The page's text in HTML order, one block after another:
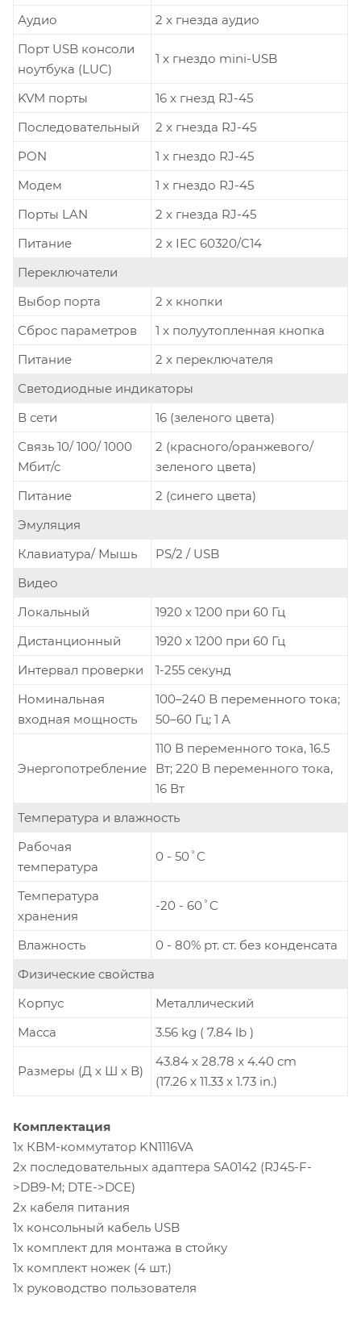
Аудио
2 x гнезда аудио
Порт USB консоли
ноутбука (LUC)
1 x гнездо mini-USB
KVM порты
16 x гнезд RJ-45
Последовательный
2 x гнезда RJ-45
PON
1 x гнездо RJ-45
Модем
1 x гнездо RJ-45
Порты LAN
2 x гнезда RJ-45
Питание
2 x IEC 60320/C14
Переключатели
Выбор порта
2 x кнопки
Сброс параметров
1 x полуутопленная кнопка
Питание
2 x переключателя
Светодиодные индикаторы
В сети
16 (зеленого цвета)
Связь 10/ 100/ 1000
Мбит/с
2 (красного/оранжевого/
зеленого цвета)
Питание
2 (синего цвета)
Эмуляция
Клавиатура/ Мышь
PS/2 / USB
Видео
Локальный
1920 x 1200 при 60 Гц
Дистанционный
1920 x 1200 при 60 Гц
Интервал проверки
1-255 секунд
Номинальная
входная мощность
100–240 В переменного тока;
50–60 Гц; 1 A
Энергопотребление
110 В переменного тока, 16.5
Вт; 220 В переменного тока,
16 Вт
Температура и влажность
Рабочая
температура
0 - 50˚C
Температура
хранения
-20 - 60˚C
Влажность
0 - 80% рт. ст. без конденсата
Физические свойства
Корпус
Металлический
Масса
3.56 kg ( 7.84 lb )
Размеры (Д х Ш х В)
43.84 x 28.78 x 4.40 cm
(17.26 x 11.33 x 1.73 in.)
Комплектация
1x КВМ-коммутатор KN1116VA
2x последовательных адаптера SA0142 (RJ45-F-
>DB9-M; DTE->DCE)
2x кабеля питания
1x консольный кабель USB
1x комплект для монтажа в стойку
1x комплект ножек (4 шт.)
1x руководство пользователя